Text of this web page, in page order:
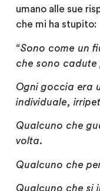
umano alle sue
che mi ha stupito:
“Sono come un
che sono cadute
Ogni goccia era
individuale,
Qualcuno che
volta.
Qualcuno che
Qualcuno che si